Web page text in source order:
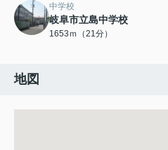
中学校
岐阜市立島中学校
1653ｍ（21分）
地図